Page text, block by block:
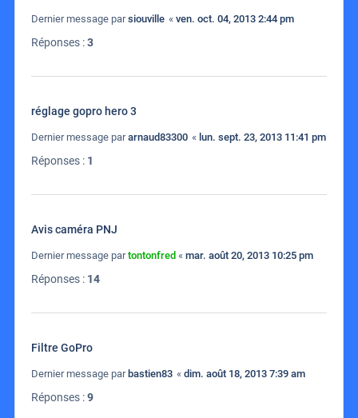
Dernier message parsiouville « ven. oct. 04, 2013 2:44 pm
Réponses :3
réglage gopro hero 3
Dernier message pararnaud83300 « lun. sept. 23, 2013 11:41 pm
Réponses : 1
Avis caméra PNJ
Dernier message partontonfred « mar. août 20, 2013 10:25 pm
Réponses : 14
Filtre GoPro
Dernier message parbastien83 « dim. août 18, 2013 7:39 am
Réponses :9